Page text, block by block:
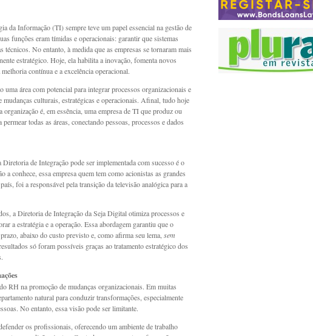
da Informação (TI) sempre teve um papel essencial na gestão de
funções eram tímidas e operacionais: garantir que sistemas
técnicos. No entanto, à medida que as empresas se tornaram mais
estratégico. Hoje, ela habilita a inovação, fomenta novos
contínua e a excelência operacional.
uma área com potencial para integrar processos organizacionais e
mudanças culturais, estratégicas e operacionais. Afinal, tudo hoje
é, em essência, uma empresa de TI que produz ou
todas as áreas, conectando pessoas, processos e dados
de Integração pode ser implementada com sucesso é o
a conhece, essa empresa quem tem como acionistas as grandes
foi a responsável pela transição da televisão analógica para a
a Diretoria de Integração da Seja Digital otimiza processos e
a estratégia e a operação. Essa abordagem garantiu que o
abaixo do custo previsto e, como afirma seu lema,sem
só foram possíveis graças ao tratamento estratégico dos
RH na promoção de mudanças organizacionais. Em muitas
natural para conduzir transformações, especialmente
No entanto, essa visão pode ser limitante.
os profissionais, oferecendo um ambiente de trabalho